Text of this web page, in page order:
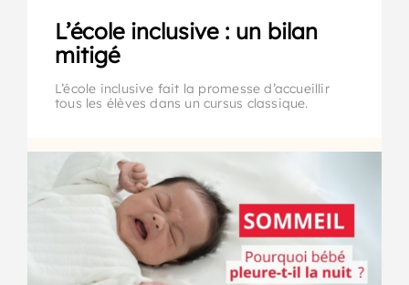
L’école inclusive : un bilan
mitigé
L’école inclusive fait la promesse d’accueillir
tous les élèves dans un cursus classique.